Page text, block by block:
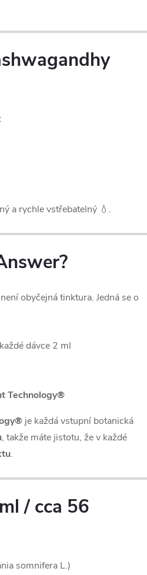
a rychle vstřebatelný 💧.
není obyčejná tinktura. Jedná se o
dávce 2 ml
Technology®
je každá vstupní botanická
, takže máte jistotu, že v každé
.
/ cca 56
somnifera L.)